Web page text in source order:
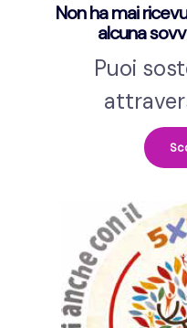
Non ha mai
alcuna
Puoi